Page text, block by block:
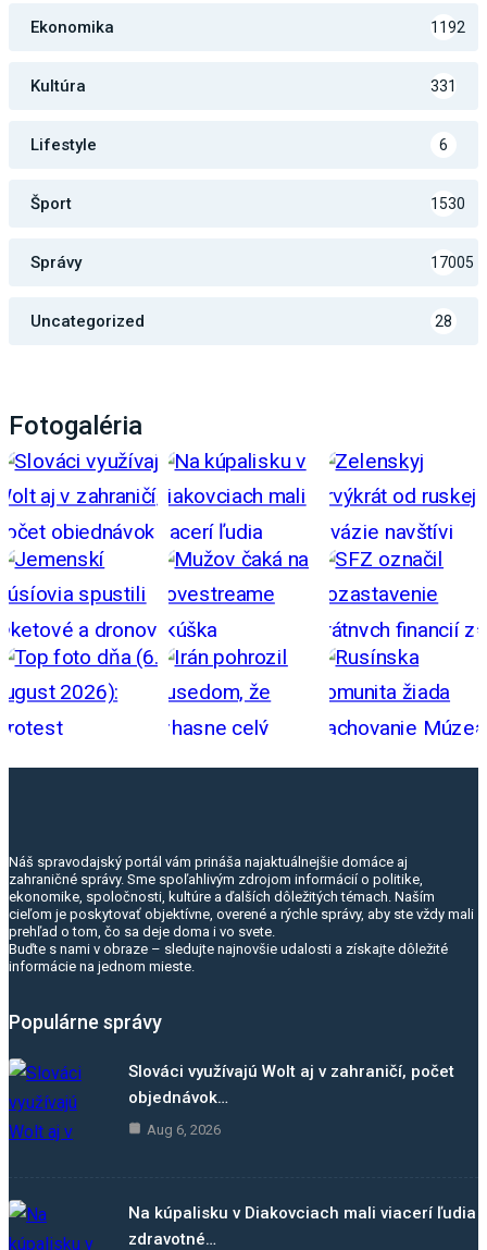
Ekonomika 1192
Kultúra 331
Lifestyle 6
Šport 1530
Správy 17005
Uncategorized 28
Fotogaléria
Náš spravodajský portál vám prináša najaktuálnejšie domáce aj
zahraničné správy. Sme spoľahlivým zdrojom informácií o politike,
ekonomike, spoločnosti, kultúre a ďalších dôležitých témach. Naším
cieľom je poskytovať objektívne, overené a rýchle správy, aby ste vždy mali
prehľad o tom, čo sa deje doma i vo svete.
Buďte s nami v obraze – sledujte najnovšie udalosti a získajte dôležité
informácie na jednom mieste.
Populárne správy
Slováci využívajú Wolt aj v zahraničí, počet
objednávok…
Aug 6, 2026
Na kúpalisku v Diakovciach mali viacerí ľudia
zdravotné…